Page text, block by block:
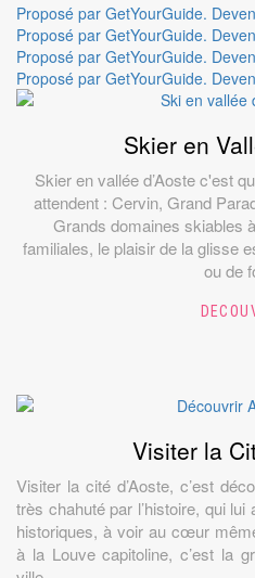
Proposé par GetYourGuide.
Proposé par GetYourGuide.
Proposé par GetYourGuide.
Proposé par GetYourGuide.
Skier en
Skier en vallée d’Aoste c'est
attendent : Cervin, Grand
Grands domaines skiables
familiales, le plaisir de la glisse
ou de
Visiter la
Visiter la cité d’Aoste, c’est
très chahuté par l’histoire, qui
historiques, à voir au cœur
à la Louve capitoline, c’est la